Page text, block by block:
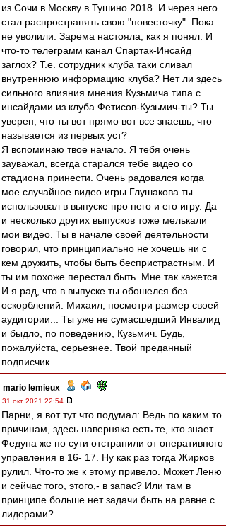
из Сочи в Москву в Тушино 2018. И через него
стал распространять свою "повесточку". Пока
не уволили. Зарема настояла, как я понял. И
что-то телеграмм канал Спартак-Инсайд
заглох? Т.е. сотрудник клуба таки сливал
внутреннюю информацию клуба? Нет ли здесь
сильного влияния мнения Кузьмича типа с
инсайдами из клуба Фетисов-Кузьмич-ты? Ты
уверен, что ты вот прямо вот все знаешь, что
называется из первых уст?
Я вспоминаю твое начало. Я тебя очень
зауважал, всегда старался тебе видео со
стадиона принести. Очень радовался когда
мое случайное видео игры Глушакова ты
использовал в выпуске про него и его игру. Да
и несколько других выпусков тоже мелькали
мои видео. Ты в начале своей деятельности
говорил, что принципиально не хочешь ни с
кем дружить, чтобы быть беспристрастным. И
ты им похоже перестал быть. Мне так кажется.
И я рад, что в выпуске ты обошелся без
оскорблений. Михаил, посмотри размер своей
аудитории... Ты уже не сумасшедший Инвалид
и быдло, по поведению, Кузьмич. Будь,
пожалуйста, серьезнее. Твой преданный
подписчик.
mario lemieux -
31 окт 2021 22:54
Парни, я вот тут что подумал: Ведь по каким то
причинам, здесь наверняка есть те, кто знает
Федуна же по сути отстранили от оперативного
управления в 16- 17. Ну как раз тогда Жирков
рулил. Что-то же к этому привело. Может Леню
и сейчас того, этого,- в запас? Или там в
принципе больше нет задачи быть на равне с
лидерами?